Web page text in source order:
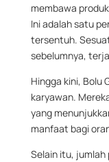
membawa
Ini adalah satu
tersentuh.
sebelumnya,
Hingga kini, Bolu
karyawan.
yang
manfaat bagi
Selain itu, jumlah